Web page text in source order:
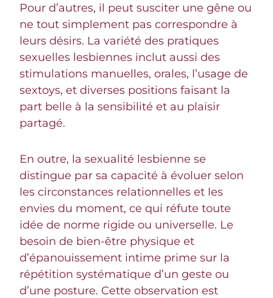
Pour d’autres, il peut susciter une gêne ou
ne tout simplement pas correspondre à
leurs désirs. La variété des pratiques
sexuelles lesbiennes inclut aussi des
stimulations manuelles, orales, l’usage de
sextoys, et diverses positions faisant la
part belle à la sensibilité et au plaisir
partagé.
En outre, la sexualité lesbienne se
distingue par sa capacité à évoluer selon
les circonstances relationnelles et les
envies du moment, ce qui réfute toute
idée de norme rigide ou universelle. Le
besoin de bien-être physique et
d’épanouissement intime prime sur la
répétition systématique d’un geste ou
d’une posture. Cette observation est